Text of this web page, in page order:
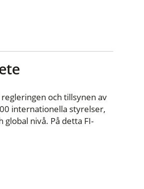
och tillsynen av
internationella styrelser,
nivå. På detta FI-